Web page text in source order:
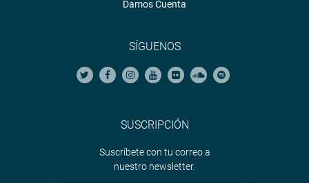
Damos Cuenta
SÍGUENOS
SUSCRIPCIÓN
Suscríbete con tu correo a
nuestro newsletter.